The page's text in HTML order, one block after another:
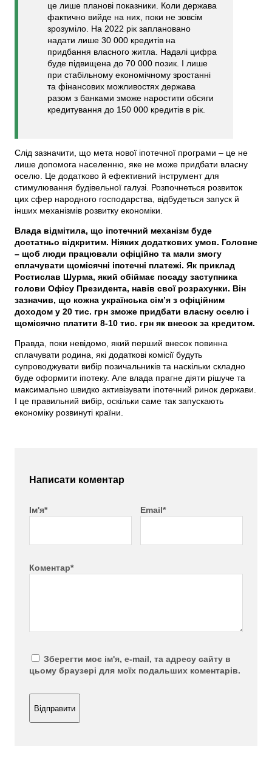
це лише планові показники. Коли держава
фактично вийде на них, поки не зовсім
зрозуміло. На 2022 рік заплановано
надати лише 30 000 кредитів на
придбання власного житла. Надалі цифра
буде підвищена до 70 000 позик. І лише
при стабільному економічному зростанні
та фінансових можливостях держава
разом з банками зможе наростити обсяги
кредитування до 150 000 кредитів в рік.
Слід зазначити, що мета нової іпотечної програми – це не
лише допомога населенню, яке не може придбати власну
оселю. Це додатково й ефективний інструмент для
стимулювання будівельної галузі. Розпочнеться розвиток
цих сфер народного господарства, відбудеться запуск й
інших механізмів розвитку економіки.
Влада відмітила, що іпотечний механізм буде
достатньо відкритим. Ніяких додаткових умов. Головне
– щоб люди працювали офіційно та мали змогу
сплачувати щомісячні іпотечні платежі. Як приклад
Ростислав Шурма, який обіймає посаду заступника
голови Офісу Президента, навів свої розрахунки. Він
зазначив, що кожна українська сім’я з офіційним
доходом у 20 тис. грн зможе придбати власну оселю і
щомісячно платити 8-10 тис. грн як внесок за кредитом.
Правда, поки невідомо, який перший внесок повинна
сплачувати родина, які додаткові комісії будуть
супроводжувати вибір позичальників та наскільки складно
буде оформити іпотеку. Але влада прагне діяти рішуче та
максимально швидко активізувати іпотечний ринок держави.
І це правильний вибір, оскільки саме так запускають
економіку розвинуті країни.
Написати коментар
Ім'я* Email*
Коментар*
Зберегти моє ім'я, e-mail, та адресу сайту в
цьому браузері для моїх подальших коментарів.